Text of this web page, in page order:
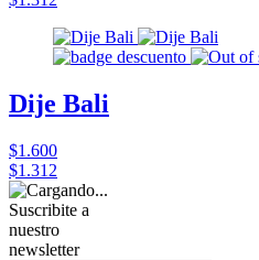
Dije Bali
$1.600
$1.312
Suscribite a
nuestro
newsletter